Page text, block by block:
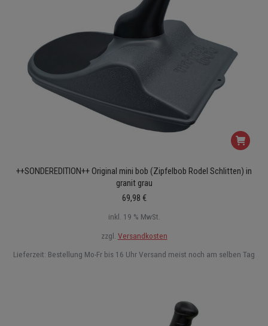
++SONDEREDITION++ Original mini bob (Zipfelbob Rodel Schlitten) in
granit grau
69,98 €
inkl. 19 % MwSt.
zzgl. Versandkosten
Lieferzeit: Bestellung Mo-Fr bis 16 Uhr Versand meist noch am selben Tag